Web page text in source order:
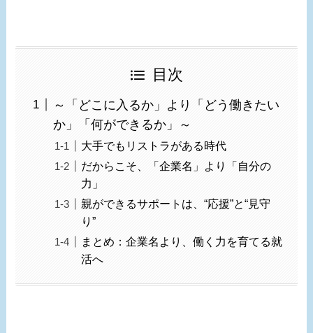
目次
～「どこに入るか」より「どう働きたい
か」「何ができるか」～
大手でもリストラがある時代
だからこそ、「企業名」より「自分の
力」
親ができるサポートは、“応援”と“見守
り”
まとめ：企業名より、働く力を育てる就
活へ